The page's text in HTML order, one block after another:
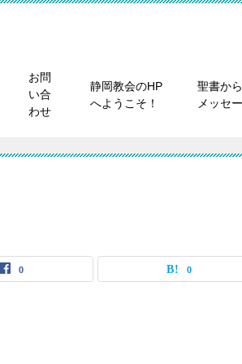
お問
い合
わせ
静岡教会のHP
へようこそ！
聖書か
メッセ
0 0